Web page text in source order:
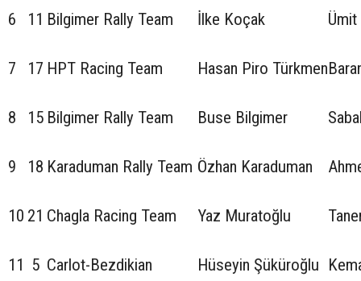
6 11 Bilgimer Rally Team İlke Koçak
7 17 HPT Racing Team Hasan Piro Türkmen
8 15 Bilgimer Rally Team Buse Bilgimer
9 18 Karaduman Rally Team Özhan Karaduman
10 21 Chagla Racing Team Yaz Muratoğlu
11 5 Carlot-Bezdikian Hüseyin Şüküroğlu